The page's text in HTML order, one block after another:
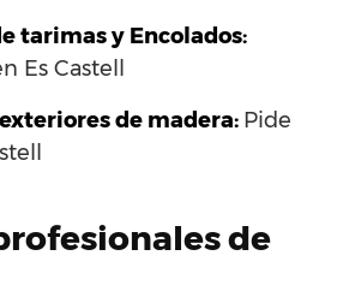
tarimas y Encolados:
Es Castell
de madera: Pide
de